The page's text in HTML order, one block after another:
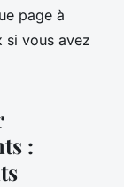
page à
si vous avez
: